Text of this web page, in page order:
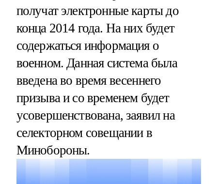
получат электронные карты до
конца 2014 года. На них будет
содержаться информация о
военном. Данная система была
введена во время весеннего
призыва и со временем будет
усовершенствована, заявил на
селекторном совещании в
Минобороны.